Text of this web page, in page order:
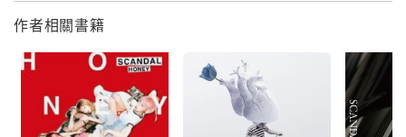
音效選擇：PCM Stereo
系統規格：NTSC DVD5
螢幕比例：16：9
時間長度：20分鐘
作者相關書籍